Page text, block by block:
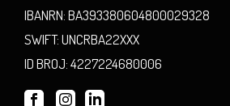
IBANRN: BA393380604800029328
SWIFT: UNCRBA22XXX
ID BROJ: 4227224680006